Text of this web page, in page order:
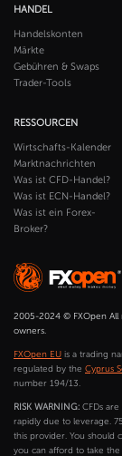
HANDEL
Handelskonten
Märkte
Gebühren & Swaps
Trader-Tools
RESSOURCEN
Wirtschafts-Kalender
Marktnachrichten
Was ist CFD-Handel?
Was ist ECN-Handel?
Was ist ein Forex-
Broker?
2005-2024 © FXOpen All
owners.
FXOpen EU is a trading
regulated by the Cyprus
number 194/13.
RISK WARNING: CFDs
rapidly due to leverage.
this provider. You should
you can afford to take